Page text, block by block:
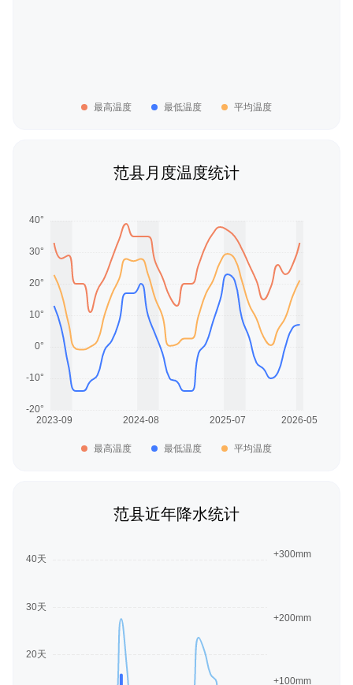
最高温度 最低温度 平均温度
范县月度温度统计
最高温度 最低温度 平均温度
范县近年降水统计